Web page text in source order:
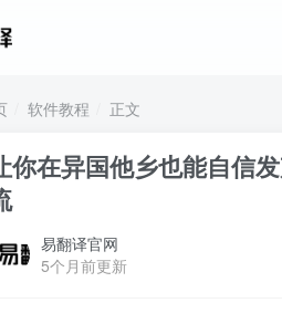
软件教程 正文
你在异国他乡也能自信
易翻译官网
5个月前更新